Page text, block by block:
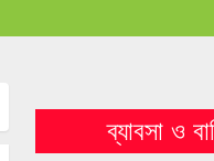
ব্যাবসা ও